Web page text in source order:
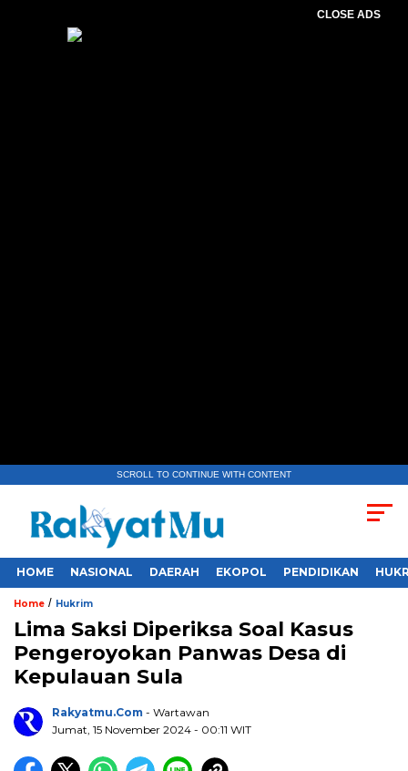
CLOSE ADS
SCROLL TO CONTINUE WITH CONTENT
HOME NASIONAL DAERAH EKOPOL PENDIDIKAN
Home / Hukrim
Lima Saksi Diperiksa Soal Kasus
Pengeroyokan Panwas Desa di
Kepulauan Sula
Rakyatmu.com - Wartawan
Jumat, 15 November 2024 - 00:11 WIT